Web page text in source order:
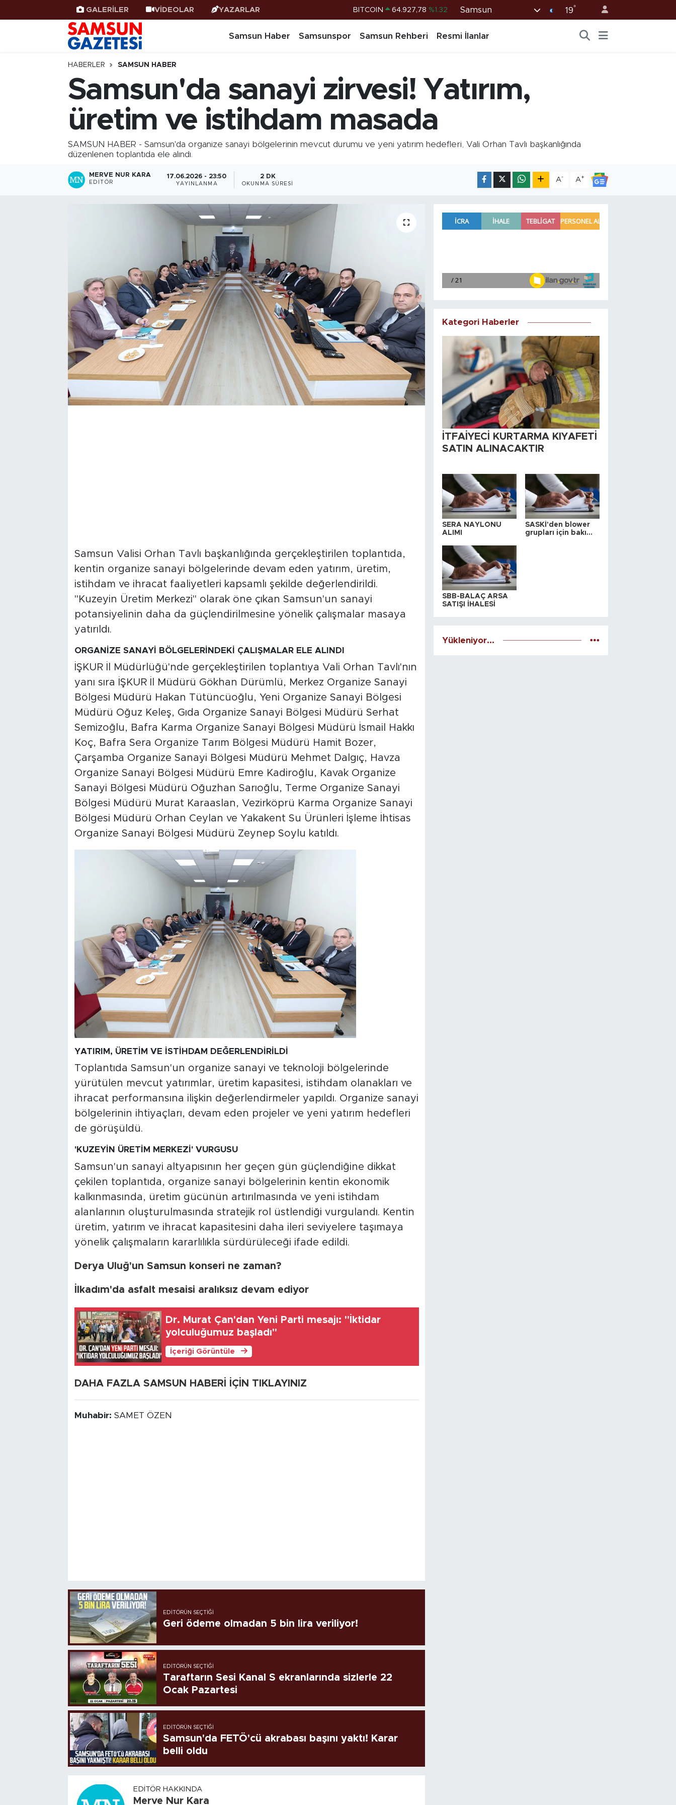
GALERİLER VİDEOLAR YAZARLAR DOLAR 47,5894 %0.08
BİST100 13.703 %11
BITCOIN 64.927,78 %1.32
Samsun 19°
Samsun Haber Samsunspor Samsun Rehberi Resmi İlanlar
HABERLER SAMSUN HABER
Samsun'da sanayi zirvesi! Yatırım,
üretim ve istihdam masada
SAMSUN HABER - Samsun'da organize sanayi bölgelerinin mevcut durumu ve yeni yatırım hedefleri, Vali Orhan Tavlı başkanlığında
düzenlenen toplantıda ele alındı.
MERVE NUR KARA
EDITÖR
17.06.2026 - 23:50
YAYINLANMA
2 DK
OKUNMA SÜRESI
A- A+
Samsun Valisi Orhan Tavlı başkanlığında gerçekleştirilen toplantıda,
kentin organize sanayi bölgelerinde devam eden yatırım, üretim,
istihdam ve ihracat faaliyetleri kapsamlı şekilde değerlendirildi.
"Kuzeyin Üretim Merkezi" olarak öne çıkan Samsun'un sanayi
potansiyelinin daha da güçlendirilmesine yönelik çalışmalar masaya
yatırıldı.
ORGANİZE SANAYİ BÖLGELERİNDEKİ ÇALIŞMALAR ELE ALINDI
İŞKUR İl Müdürlüğü'nde gerçekleştirilen toplantıya Vali Orhan Tavlı'nın
yanı sıra İŞKUR İl Müdürü Gökhan Dürümlü, Merkez Organize Sanayi
Bölgesi Müdürü Hakan Tütüncüoğlu, Yeni Organize Sanayi Bölgesi
Müdürü Oğuz Keleş, Gıda Organize Sanayi Bölgesi Müdürü Serhat
Semizoğlu, Bafra Karma Organize Sanayi Bölgesi Müdürü İsmail Hakkı
Koç, Bafra Sera Organize Tarım Bölgesi Müdürü Hamit Bozer,
Çarşamba Organize Sanayi Bölgesi Müdürü Mehmet Dalgıç, Havza
Organize Sanayi Bölgesi Müdürü Emre Kadiroğlu, Kavak Organize
Sanayi Bölgesi Müdürü Oğuzhan Sarıoğlu, Terme Organize Sanayi
Bölgesi Müdürü Murat Karaaslan, Vezirköprü Karma Organize Sanayi
Bölgesi Müdürü Orhan Ceylan ve Yakakent Su Ürünleri İşleme İhtisas
Organize Sanayi Bölgesi Müdürü Zeynep Soylu katıldı.
YATIRIM, ÜRETİM VE İSTİHDAM DEĞERLENDİRİLDİ
Toplantıda Samsun'un organize sanayi ve teknoloji bölgelerinde
yürütülen mevcut yatırımlar, üretim kapasitesi, istihdam olanakları ve
ihracat performansına ilişkin değerlendirmeler yapıldı. Organize sanayi
bölgelerinin ihtiyaçları, devam eden projeler ve yeni yatırım hedefleri
de görüşüldü.
'KUZEYİN ÜRETİM MERKEZİ' VURGUSU
Samsun'un sanayi altyapısının her geçen gün güçlendiğine dikkat
çekilen toplantıda, organize sanayi bölgelerinin kentin ekonomik
kalkınmasında, üretim gücünün artırılmasında ve yeni istihdam
alanlarının oluşturulmasında stratejik rol üstlendiği vurgulandı. Kentin
üretim, yatırım ve ihracat kapasitesini daha ileri seviyelere taşımaya
yönelik çalışmaların kararlılıkla sürdürüleceği ifade edildi.
Derya Uluğ'un Samsun konseri ne zaman?
İlkadım'da asfalt mesaisi aralıksız devam ediyor
Dr. Murat Çan'dan Yeni Parti mesajı: "İktidar
yolculuğumuz başladı"
İçeriği Görüntüle
DAHA FAZLA SAMSUN HABERİ İÇİN TIKLAYINIZ
Muhabir: SAMET ÖZEN
EDITÖRÜN SEÇTIĞI
Geri ödeme olmadan 5 bin lira veriliyor!
EDITÖRÜN SEÇTIĞI
Taraftarın Sesi Kanal S ekranlarında sizlerle 22
Ocak Pazartesi
EDITÖRÜN SEÇTIĞI
Samsun'da FETÖ'cü akrabası başını yaktı! Karar
belli oldu
EDITÖR HAKKINDA
Merve Nur Kara
Kategori Haberler
İTFAİYECİ KURTARMA KIYAFETİ
SATIN ALINACAKTIR
SERA NAYLONU
ALIMI
SASKİ'den blower
grupları için bakım
SBB-BALAÇ ARSA
SATIŞI İHALESİ
Yükleniyor...
Samsun Haber
Samsunspor
Samsun Rehberi
Resmi İlanlar
Samsun Nöbetçi Eczaneler
Samsun Hava Durumu
SAMSUN Namaz Vakitleri
Samsun Trafik Yoğunluk Haritası
Süper Lig Puan Durumu ve Fikstür